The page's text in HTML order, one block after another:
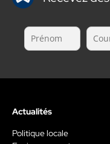
Actualités
Politique locale